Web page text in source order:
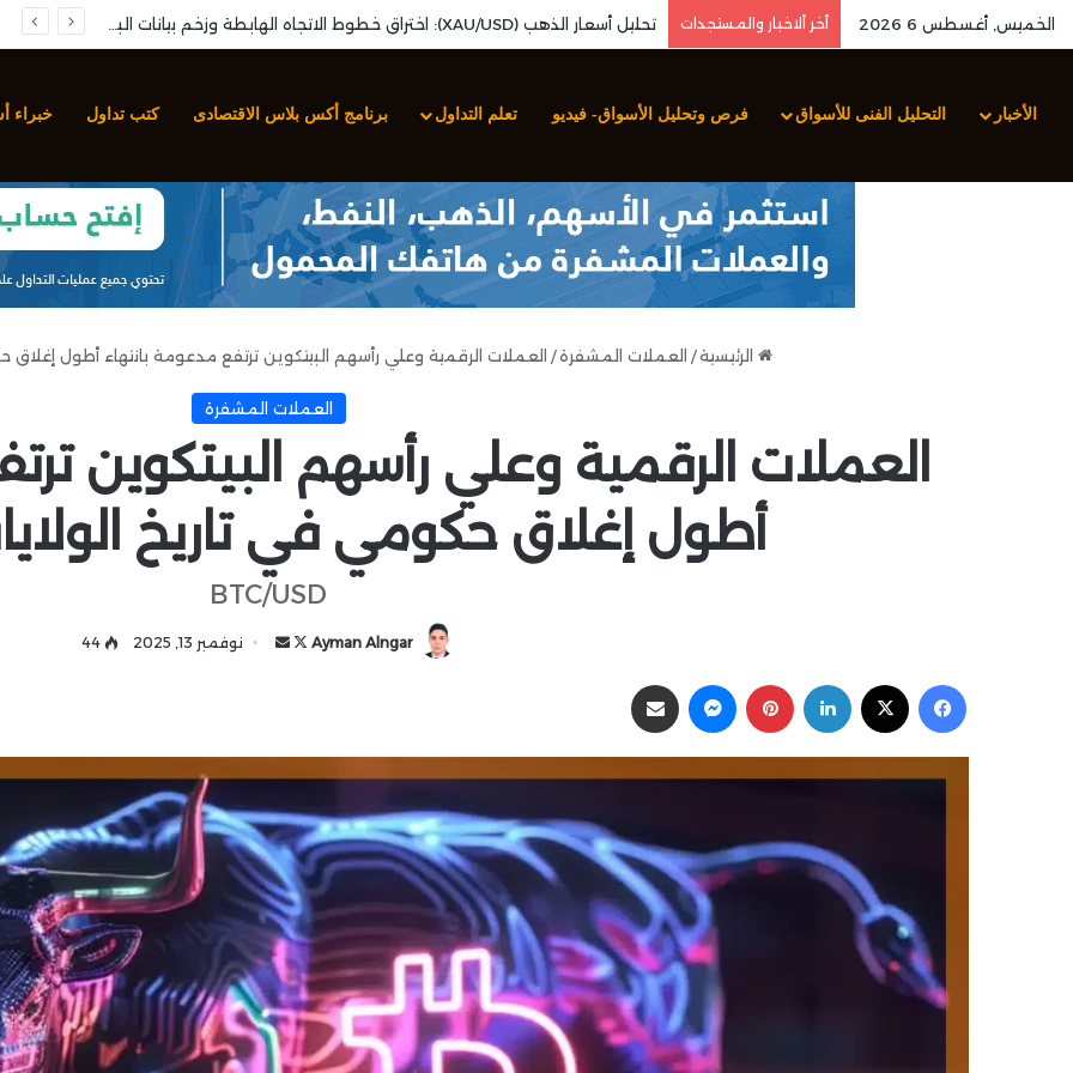
الخميس, أغسطس 6 2026 أخر ألاخبار والمستجدات
الأخبار التحليل الفنى للأسواق فرص وتحليل الأسواق- فيديو تعلم التداول برنامج أكس بلاس الاقتصادى كتب تداول خبراء
الرئيسية/ العملات المشفرة/ العملات الرقمية وعلي رأسهم البيتكوين ترتفع مدعومة بانتهاء أطول إغلاق
العملات المشفرة
العملات الرقمية وعلي رأسهم البيتكوين
أطول إغلاق حكومي في تاريخ
BTC/USD
Ayman Alngar
ت
ع
ى
X
ب
ي
د
ا
إ
ل
ك
ت
ر
و
نوفمبر 13, 2025 44